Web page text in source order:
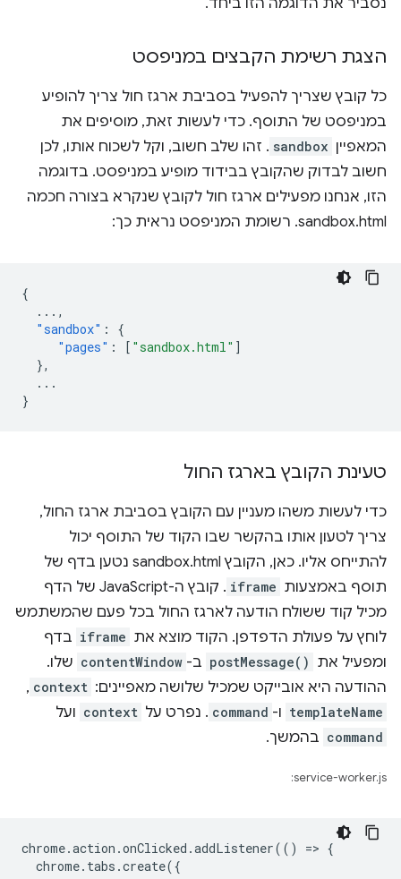
נסביר את הדוגמה הזו ביחד.
הצגת רשימת הקבצים במניפסט
כל קובץ שצריך להפעיל בסביבת ארגז חול צריך להופיע
במניפסט של התוסף. כדי לעשות זאת, מוסיפים את
המאפיין sandbox . זהו שלב חשוב, וקל לשכוח אותו, לכן
חשוב לבדוק שהקובץ בבידוד מופיע במניפסט. בדוגמה
הזו, אנחנו מפעילים ארגז חול לקובץ שנקרא בצורה חכמה
sandbox.html. רשומת המניפסט נראית כך:
{
... ,
"sandbox" :
{
"pages" : [ "sandbox.html" ]
},
...
}
טעינת הקובץ בארגז החול
כדי לעשות משהו מעניין עם הקובץ בסביבת ארגז החול,
צריך לטעון אותו בהקשר שבו הקוד של התוסף יכול
להתייחס אליו. כאן, הקובץ sandbox.html נטען בדף של
תוסף באמצעות iframe
. קובץ ה-JavaScript של הדף
מכיל קוד ששולח הודעה לארגז החול בכל פעם שהמשתמש
לוחץ על פעולת הדפדפן. הקוד מוצא את iframe בדף
ומפעיל את postMessage() ב- contentWindow שלו.
ההודעה היא אובייקט שמכיל שלושה מאפיינים: context
,‏
templateName ו- command . נפרט על context ועל
command בהמשך.
service-worker.js:
chrome.action .onClicked .addListener(() => {
chrome. tabs .create({